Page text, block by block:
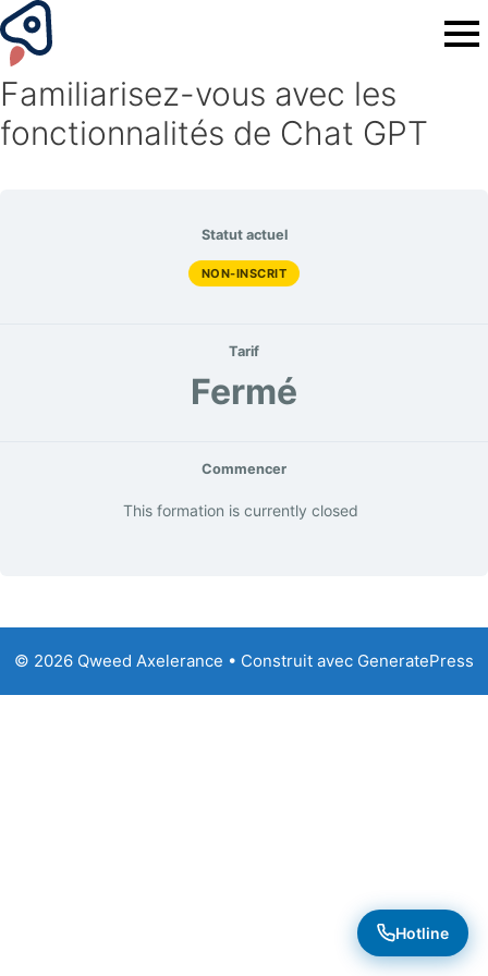
Familiarisez-vous avec les
fonctionnalités de Chat GPT
Statut actuel
NON-INSCRIT
Tarif
Fermé
Commencer
This formation is currently closed
© 2026 Qweed Axelerance • Construit avec GeneratePress
Hotline